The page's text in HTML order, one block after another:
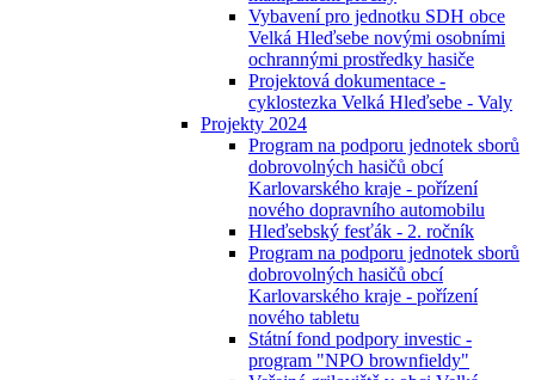
Vybavení pro jednotku SDH obce
Velká Hleďsebe novými osobními
ochrannými prostředky hasiče
Projektová dokumentace -
cyklostezka Velká Hleďsebe - Valy
Projekty 2024
Program na podporu jednotek sborů
dobrovolných hasičů obcí
Karlovarského kraje - pořízení
nového dopravního automobilu
Hleďsebský fesťák - 2. ročník
Program na podporu jednotek sborů
dobrovolných hasičů obcí
Karlovarského kraje - pořízení
nového tabletu
Státní fond podpory investic -
program "NPO brownfieldy"